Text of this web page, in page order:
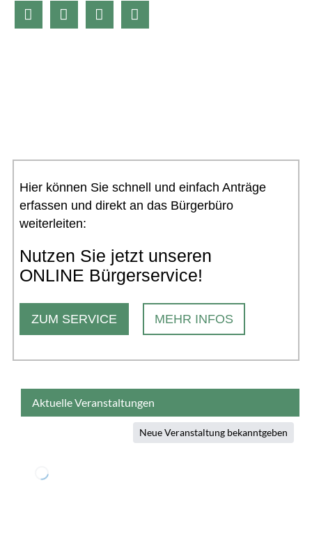
   
Hier können Sie schnell und einfach Anträge
erfassen und direkt an das Bürgerbüro
weiterleiten:
Nutzen Sie jetzt unseren
ONLINE Bürgerservice!
ZUM SERVICE MEHR INFOS